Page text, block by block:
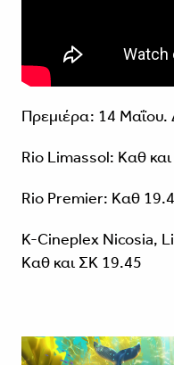
Πρεμιέρα: 14 Μαΐου.
Rio Limassol: Καθ
Rio Premier: Καθ
K-Cineplex Nicosia,
Καθ και ΣΚ 19.45